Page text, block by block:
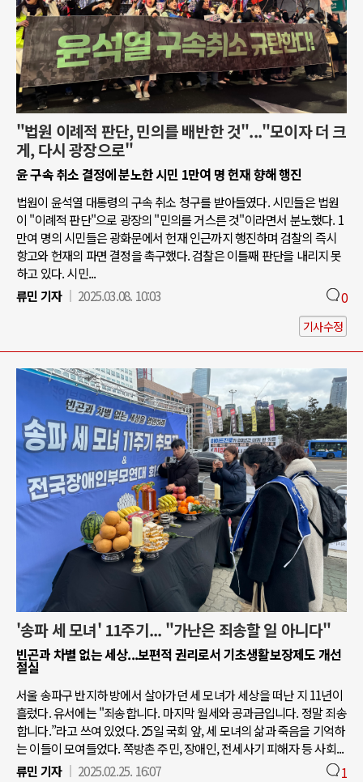
"법원 이례적 판단, 민의를 배반한 것"..."모이자 더 크
게, 다시 광장으로"
윤 구속 취소 결정에 분노한 시민 1만여 명 헌재 향해 행진
법원이 윤석열 대통령의 구속 취소 청구를 받아들였다. 시민들은 법원
이 "이례적 판단"으로 광장의 "민의를 거스른 것"이라면서 분노했다. 1
만여 명의 시민들은 광화문에서 헌재 인근까지 행진하며 검찰의 즉시
항고와 헌재의 파면 결정을 촉구했다. 검찰은 이틀째 판단을 내리지 못
하고 있다. 시민...
류민 기자
2025.03.08. 10:03 0
기사수정
'송파 세 모녀' 11주기... "가난은 죄송할 일 아니다"
빈곤과 차별 없는 세상...보편적 권리로서 기초생활보장제도 개선
절실
서울 송파구 반지하 방에서 살아가던 세 모녀가 세상을 떠난 지 11년이
흘렀다. 유서에는 "죄송합니다. 마지막 월세와 공과금입니다. 정말 죄송
합니다.”라고 쓰여 있었다. 25일 국회 앞, 세 모녀의 삶과 죽음을 기억하
는 이들이 모여들었다. 쪽방촌 주민, 장애인, 전세사기 피해자 등 사회...
류민 기자
2025.02.25. 16:07 1